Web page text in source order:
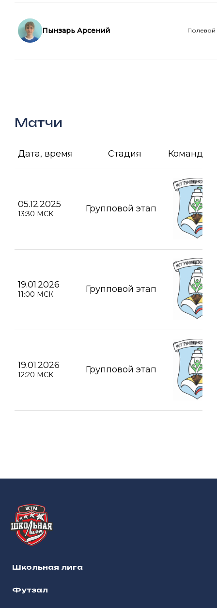
Пынзарь Арсений Полевой
Матчи
Дата, время Стадия Команда А
05.12.2025
13:30 МСК Групповой этап
19.01.2026
11:00 МСК Групповой этап
19.01.2026
12:20 МСК Групповой этап
Школьная лига
Футзал